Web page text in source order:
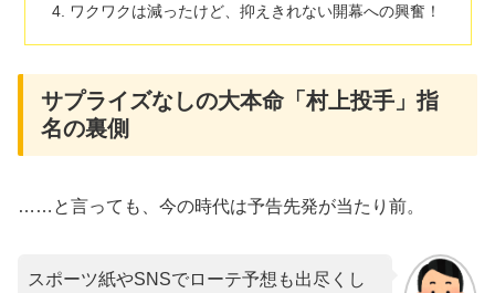
ワクワクは減ったけど、抑えきれない開幕への興奮！
サプライズなしの大本命「村上投手」指
名の裏側
​……と言っても、今の時代は予告先発が当たり前。
スポーツ紙やSNSでローテ予想も出尽くし